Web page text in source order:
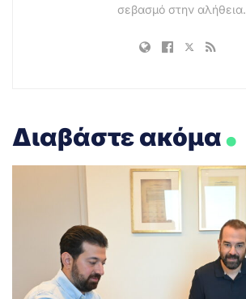
σεβασμό στην αλήθεια.
Διαβάστε ακόμα.